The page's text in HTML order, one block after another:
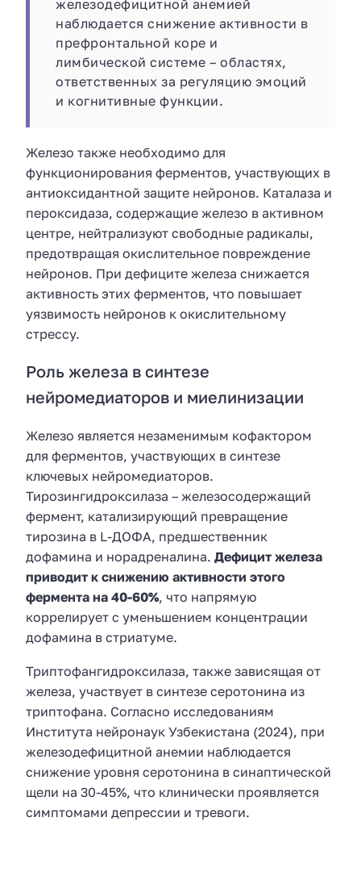
железодефицитной анемией
наблюдается снижение активности в
префронтальной коре и
лимбической системе – областях,
ответственных за регуляцию эмоций
и когнитивные функции.
Железо также необходимо для
функционирования ферментов, участвующих в
антиоксидантной защите нейронов. Каталаза и
пероксидаза, содержащие железо в активном
центре, нейтрализуют свободные радикалы,
предотвращая окислительное повреждение
нейронов. При дефиците железа снижается
активность этих ферментов, что повышает
уязвимость нейронов к окислительному
стрессу.
Роль железа в синтезе
нейромедиаторов и миелинизации
Железо является незаменимым кофактором
для ферментов, участвующих в синтезе
ключевых нейромедиаторов.
Тирозингидроксилаза – железосодержащий
фермент, катализирующий превращение
тирозина в L-ДОФА, предшественник
дофамина и норадреналина. Дефицит железа
приводит к снижению активности этого
фермента на 40-60%, что напрямую
коррелирует с уменьшением концентрации
дофамина в стриатуме.
Триптофангидроксилаза, также зависящая от
железа, участвует в синтезе серотонина из
триптофана. Согласно исследованиям
Института нейронаук Узбекистана (2024), при
железодефицитной анемии наблюдается
снижение уровня серотонина в синаптической
щели на 30-45%, что клинически проявляется
симптомами депрессии и тревоги.